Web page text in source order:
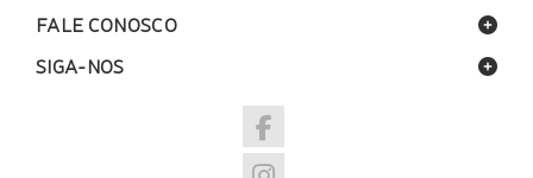
FALE CONOSCO
SIGA-NOS